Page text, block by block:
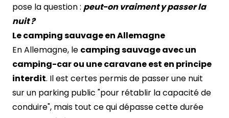
pose la question : peut-on vraiment y passer la
nuit ?
Le camping sauvage en Allemagne
En Allemagne, le camping sauvage avec un
camping-car ou une caravane est en principe
interdit. Il est certes permis de passer une nuit
sur un parking public "pour rétablir la capacité de
conduire", mais tout ce qui dépasse cette durée